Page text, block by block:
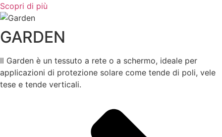
Scopri di più
GARDEN
Il Garden è un tessuto a rete o a schermo, ideale per
applicazioni di protezione solare come tende di poli, vele
tese e tende verticali.